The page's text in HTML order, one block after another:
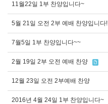
11월22일 1부 찬양입니다~
5월 21일 오전 2부 예배 찬양입니다!
7월5일 1부 찬양입니다~~
2월 19일 2부 오전 예배 찬양
12월 23일 오전 2부예배 찬양
2016년 4월 24일 1부 찬양입니다~